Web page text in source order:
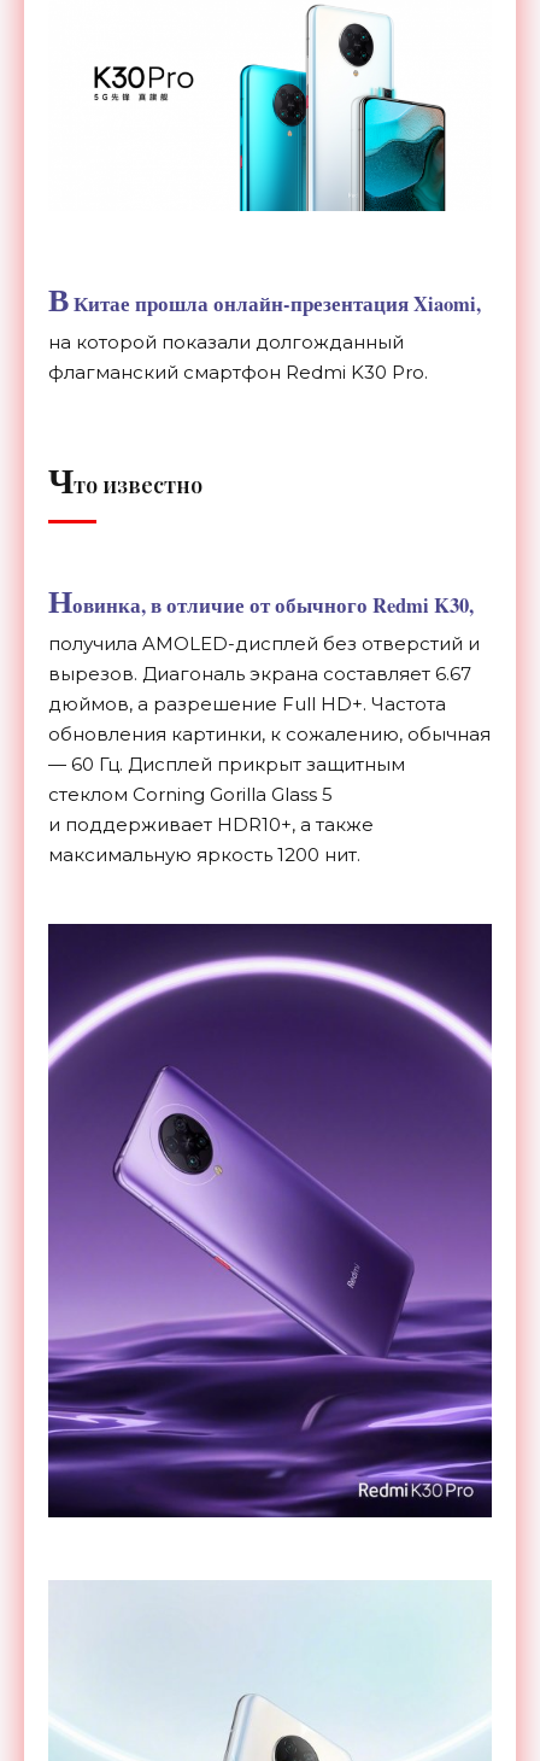
ВКитае прошла онлайн-презентация Xiaomi,
на которой показали долгожданный
флагманский смартфон Redmi K30 Pro.
Что известно
Новинка, в отличие от обычного Redmi K30,
получила AMOLED-дисплей без отверстий и
вырезов. Диагональ экрана составляет 6.67
дюймов, а разрешение Full HD+. Частота
обновления картинки, к сожалению, обычная
— 60 Гц. Дисплей прикрыт защитным
стеклом Corning Gorilla Glass 5
и поддерживает HDR10+, а также
максимальную яркость 1200 нит.